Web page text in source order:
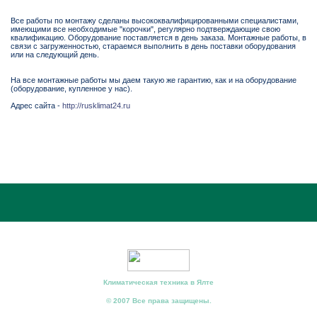
Все работы по монтажу сделаны высококвалифицированными специалистами,
имеющими все необходимые "корочки", регулярно подтверждающие свою
квалификацию. Оборудование поставляется в день заказа. Монтажные работы, в
связи с загруженностью, стараемся выполнить в день поставки оборудования
или на следующий день.
На все монтажные работы мы даем такую же гарантию, как и на оборудование
(оборудование, купленное у нас).
Адрес сайта - http://rusklimat24.ru
Климатическая техника в Ялте
© 2007 Все права защищены.